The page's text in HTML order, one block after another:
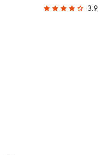
3.9